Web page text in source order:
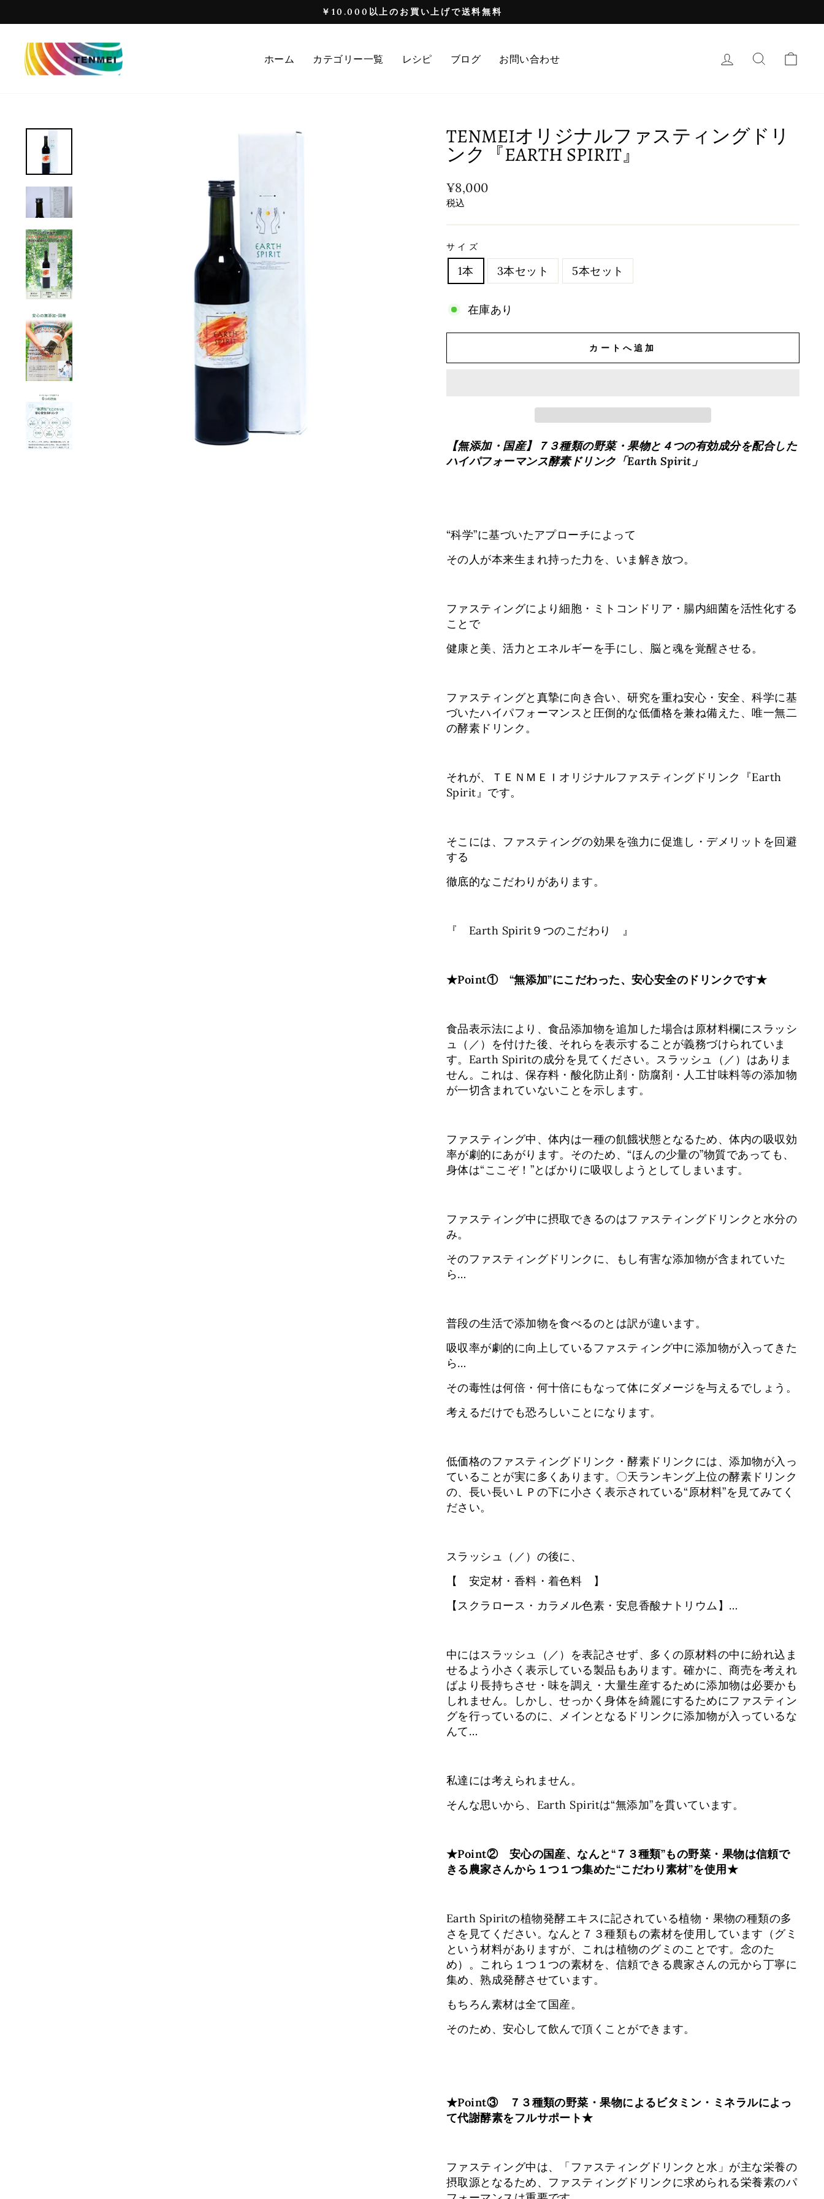
ン
ス
イ
￥10.000以上のお買い上げで送料無料
ホーム カテゴリー一覧 レシピ ブログ お問い合わせ ログイン 検索
TENMEIオリジナルファスティングドリ
ンク『EARTH SPIRIT』
通
常
¥8,000
税込
サイズ
1本 3本セット 5本セット
在庫あり
カートへ追加
【無添加・国産】７３種類の野菜・果物と４つの有効成分を配合した
ハイパフォーマンス酵素ドリンク「Earth Spirit」
“科学”に基づいたアプローチによって
その人が本来生まれ持った力を、いま解き放つ。
ファスティングにより細胞・ミトコンドリア・腸内細菌を活性化する
ことで
健康と美、活力とエネルギーを手にし、脳と魂を覚醒させる。
ファスティングと真摯に向き合い、研究を重ね安心・安全、科学に基
づいたハイパフォーマンスと圧倒的な低価格を兼ね備えた、唯一無二
の酵素ドリンク。
それが、ＴＥＮＭＥＩオリジナルファスティングドリンク『Earth
Spirit』です。
そこには、ファスティングの効果を強力に促進し・デメリットを回避
する
徹底的なこだわりがあります。
『 Earth Spirit９つのこだわり 』
★Point① “無添加”にこだわった、安心安全のドリンクです★
食品表示法により、食品添加物を追加した場合は原材料欄にスラッシ
ュ（／）を付けた後、それらを表示することが義務づけられていま
す。Earth Spiritの成分を見てください。スラッシュ（／）はありま
せん。これは、保存料・酸化防止剤・防腐剤・人工甘味料等の添加物
が一切含まれていないことを示します。
ファスティング中、体内は一種の飢餓状態となるため、体内の吸収効
率が劇的にあがります。そのため、“ほんの少量の”物質であっても、
身体は“ここぞ！”とばかりに吸収しようとしてしまいます。
ファスティング中に摂取できるのはファスティングドリンクと水分の
み。
そのファスティングドリンクに、もし有害な添加物が含まれていた
ら…
普段の生活で添加物を食べるのとは訳が違います。
吸収率が劇的に向上しているファスティング中に添加物が入ってきた
ら…
その毒性は何倍・何十倍にもなって体にダメージを与えるでしょう。
考えるだけでも恐ろしいことになります。
低価格のファスティングドリンク・酵素ドリンクには、添加物が入っ
ていることが実に多くあります。〇天ランキング上位の酵素ドリンク
の、長い長いＬＰの下に小さく表示されている“原材料”を見てみてく
ださい。
スラッシュ（／）の後に、
【 安定材・香料・着色料 】
【スクラロース・カラメル色素・安息香酸ナトリウム】…
中にはスラッシュ（／）を表記させず、多くの原材料の中に紛れ込ま
せるよう小さく表示している製品もあります。確かに、商売を考えれ
ばより長持ちさせ・味を調え・大量生産するために添加物は必要かも
しれません。しかし、せっかく身体を綺麗にするためにファスティン
グを行っているのに、メインとなるドリンクに添加物が入っているな
んて…
私達には考えられません。
そんな思いから、Earth Spiritは“無添加”を貫いています。
★Point② 安心の国産、なんと“７３種類”もの野菜・果物は信頼で
きる農家さんから１つ１つ集めた“こだわり素材”を使用★
Earth Spiritの植物発酵エキスに記されている植物・果物の種類の多
さを見てください。なんと７３種類もの素材を使用しています（グミ
という材料がありますが、これは植物のグミのことです。念のた
め）。これら１つ１つの素材を、信頼できる農家さんの元から丁寧に
集め、熟成発酵させています。
もちろん素材は全て国産。
そのため、安心して飲んで頂くことができます。
★Point③ ７３種類の野菜・果物によるビタミン・ミネラルによっ
て代謝酵素をフルサポート★
ファスティング中は、「ファスティングドリンクと水」が主な栄養の
摂取源となるため、ファスティングドリンクに求められる栄養素のパ